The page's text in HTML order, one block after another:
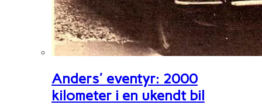
Anders' eventyr: 2000
kilometer i en ukendt bil